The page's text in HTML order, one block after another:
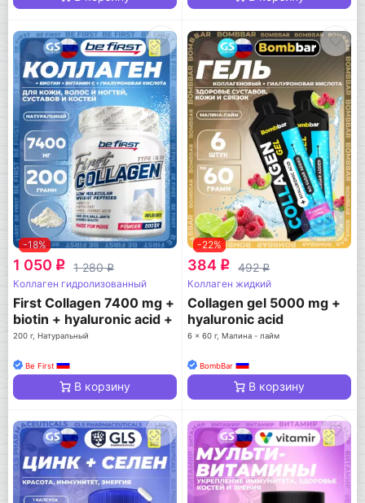
-18%
1 050 q 1 280q
Коллаген гидролизованный
First Collagen 7400 mg +
biotin + hyaluronic acid +
vitamin C
200 г, Натуральный
Be First
В корзину
-22%
384 q 492q
Коллаген жидкий
Collagen gel 5000 mg +
hyaluronic acid
6 x 60 г, Малина - лайм
BombBar
В корзину